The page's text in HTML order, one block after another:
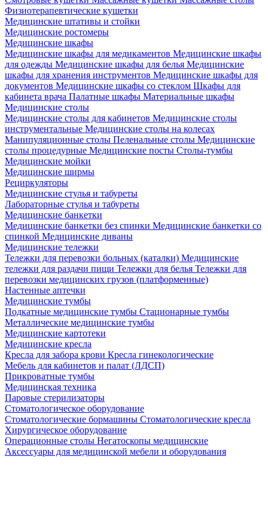
Физиотерапевтические кушетки
Медицинские штативы и стойки
Медицинские ростомеры
Медицинские шкафы
Медицинские шкафы для медикаментов Медицинские шкафы
для одежды Медицинские шкафы для белья Медицинские
шкафы для хранения инструментов Медицинские шкафы для
документов Медицинские шкафы со стеклом Шкафы для
кабинета врача Палатные шкафы Материальные шкафы
Медицинские столы
Медицинские столы для кабинетов Медицинские столы
инструментальные Медицинские столы на колесах
Манипуляционные столы Пеленальные столы Медицинские
столы процедурные Медицинские посты Столы-тумбы
Медицинские мойки
Медицинские ширмы
Рециркуляторы
Медицинские стулья и табуреты
Лабораторные стулья и табуреты
Медицинские банкетки
Медицинские банкетки без спинки Медицинские банкетки со
спинкой Медицинские диваны
Медицинские тележки
Тележки для перевозки больных (каталки) Медицинские
тележки для раздачи пищи Тележки для белья Тележки для
перевозки медицинских грузов (платформенные)
Настенные аптечки
Медицинские тумбы
Подкатные медицинские тумбы Стационарные тумбы
Металлические медицинские тумбы
Медицинские картотеки
Медицинские кресла
Кресла для забора крови Кресла гинекологические
Мебель для кабинетов и палат (ЛДСП)
Прикроватные тумбы
Медицинская техника
Паровые стерилизаторы
Стоматологическое оборудование
Стоматологические бормашины Стоматологические кресла
Хирургическое оборудование
Операционные столы Негатоскопы медицинские
Аксессуары для медицинской мебели и оборудования